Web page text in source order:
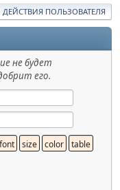
ДЕЙСТВИЯ ПОЛЬЗОВАТЕЛЯ
не будет
его.